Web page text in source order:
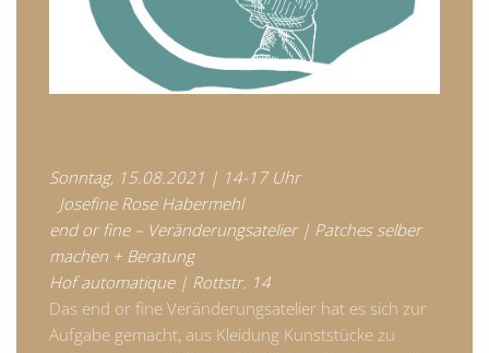
Sonntag, 15.08.2021 | 14-17 Uhr
Josefine Rose Habermehl
end or fine – Veränderungsatelier | Patches selber
machen + Beratung
Hof automatique | Rottstr. 14
Das end or fine Veränderungsatelier hat es sich zur
Aufgabe gemacht, aus Kleidung Kunststücke zu